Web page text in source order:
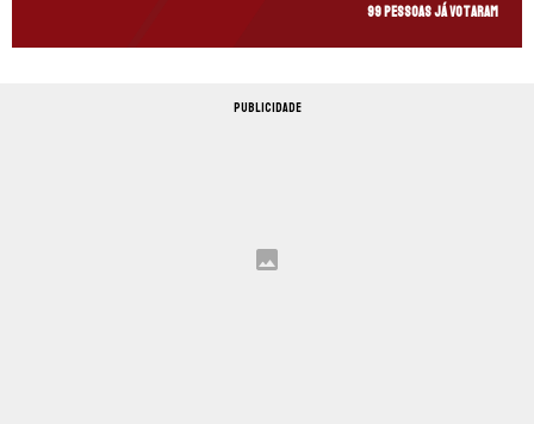
99 pessoas já votaram
PUBLICIDADE